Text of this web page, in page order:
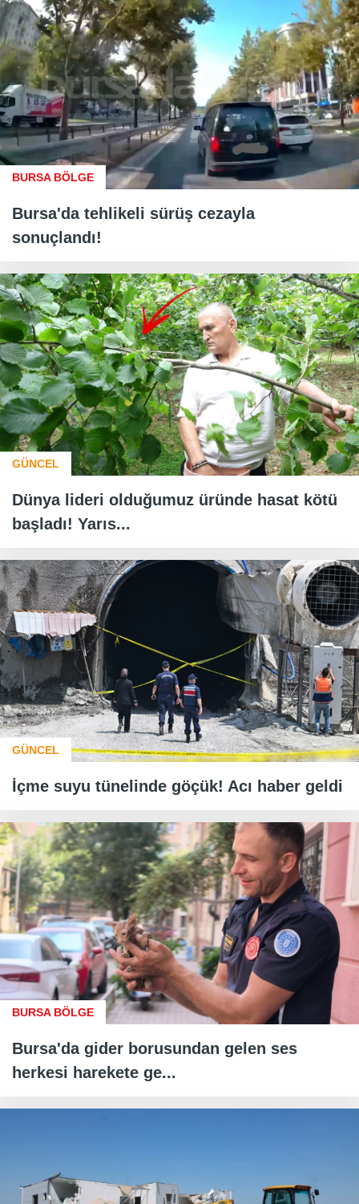
BURSA BÖLGE
Bursa'da tehlikeli sürüş cezayla
sonuçlandı!
GÜNCEL
Dünya lideri olduğumuz üründe hasat kötü
başladı! Yarıs...
GÜNCEL
İçme suyu tünelinde göçük! Acı haber geldi
BURSA BÖLGE
Bursa'da gider borusundan gelen ses
herkesi harekete ge...